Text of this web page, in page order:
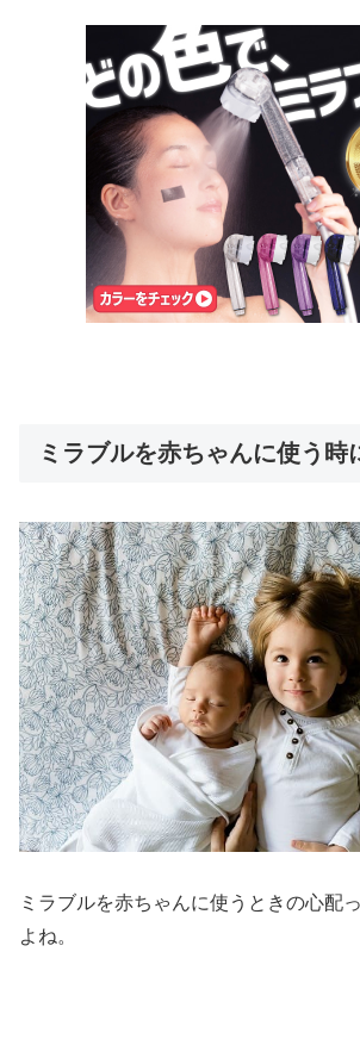
ミラブルを赤ちゃんに使う時
ミラブルを赤ちゃんに使うときの心配
よね。